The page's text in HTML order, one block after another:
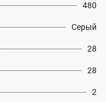
480
Серый
28
28
2